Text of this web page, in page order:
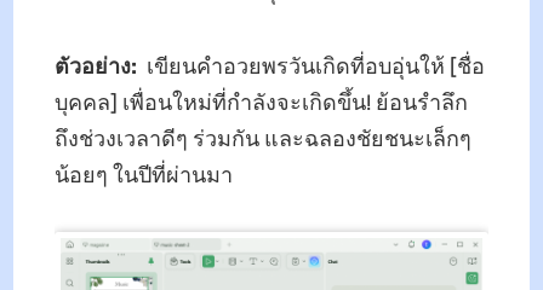
ตัวอย่าง: เขียนคำอวยพรวันเกิดที่อบอุ่นให้ [ชื่อ
บุคคล] เพื่อนใหม่ที่กำลังจะเกิดขึ้น! ย้อนรำลึก
ถึงช่วงเวลาดีๆ ร่วมกัน และฉลองชัยชนะเล็กๆ
น้อยๆ ในปีที่ผ่านมา